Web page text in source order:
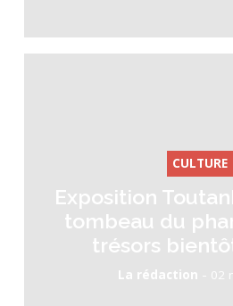
CULTURE
Exposition
tombeau du
trésors
La rédaction - 02